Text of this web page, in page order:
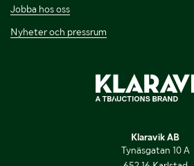
Jobba hos oss
Nyheter och pressrum
Klaravik AB
Tynäsgatan 10 A